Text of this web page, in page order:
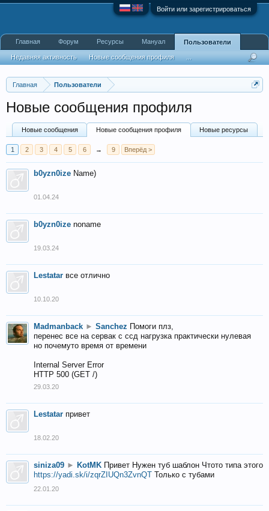
Войти или зарегистрироваться
Главная Пользователи
Новые сообщения профиля
Новые сообщения Новые сообщения профиля Новые ресурсы
1 2 3 4 5 6 → 9 Вперёд >
b0yzn0ize Name)
01.04.24
b0yzn0ize noname
19.03.24
Lestatar все отлично
10.10.20
Madmanback ► Sanchez Помоги плз,
перенес все на сервак с ссд нагрузка практически нулевая
но почемуто время от времени
Internal Server Error
HTTP 500 (GET /)
29.03.20
Lestatar привет
18.02.20
siniza09 ► KotMK Привет Нужен туб шаблон Чтото типа этого
https://yadi.sk/i/zqrZIUQn3ZvnQT Только с тубами
22.01.20
Главная Форум Ресурсы Мануал Пользователи
Недавняя активность Новые сообщения профиля